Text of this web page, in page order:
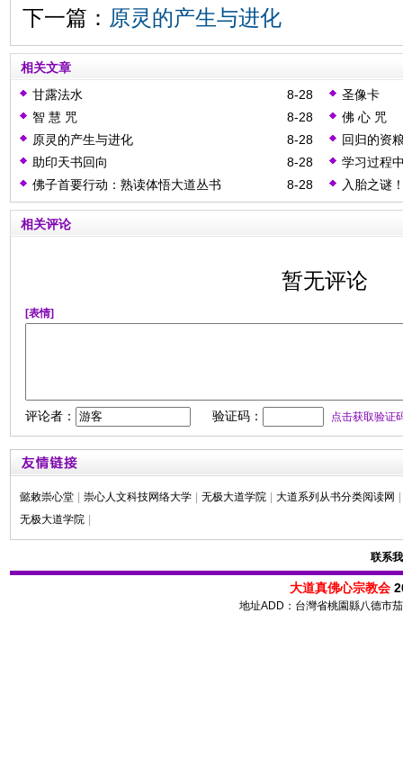
下一篇： 原灵的产生与进化
相关文章
8-28
甘露法水
圣像卡
8-28
智 慧 咒
佛 心 咒
8-28
原灵的产生与进化
回归的资
8-28
助印天书回向
学习过程
8-28
佛子首要行动：熟读体悟大道丛书 入胎之谜
相关评论
暂无评论
[表情]
评论者： 验证码： 点击获取验证
懿敕崇心堂 崇心人文科技网络大学 无极大道学院 大道系列从书分类阅读网
无极大道学院
联系
大道真佛心宗教会
地址ADD：台灣省桃園縣八德市